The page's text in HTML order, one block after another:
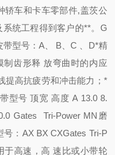
轿车和卡车零部件,盖茨公
统工程得到客户的**。G
带型号：A、 B、C 、D*精
齿形释 放弯曲时的内应
提高抗疲劳和冲击能力；*
型号 顶宽 高度 A 13.0 8.
Gates Tri-Power MN磨
：AX BX CXGates Tri-P
于高速，高 速比或小带轮